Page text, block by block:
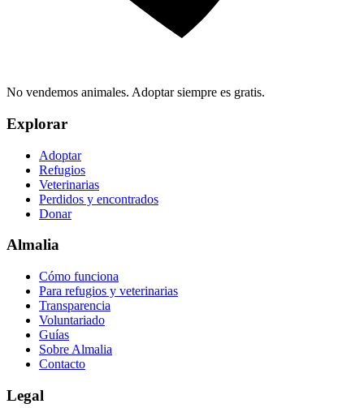
No vendemos animales. Adoptar siempre es gratis.
Explorar
Adoptar
Refugios
Veterinarias
Perdidos y encontrados
Donar
Almalia
Cómo funciona
Para refugios y veterinarias
Transparencia
Voluntariado
Guías
Sobre Almalia
Contacto
Legal